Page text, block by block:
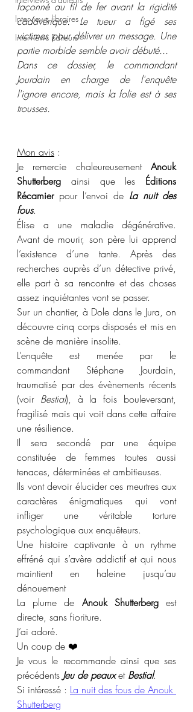
Interviews libraires
Interviews Editeurs
façonné au fil de fer avant la rigidité
cadavérique. Le tueur a figé ses
victimes pour délivrer un message. Une
partie morbide semble avoir débuté...
Dans ce dossier, le commandant
Jourdain en charge de l'enquête
l'ignore encore, mais la folie est à ses
trousses.
Mon avis :
Je remercie chaleureusement Anouk
Shutterberg ainsi que les Éditions
Récamier pour l’envoi de La nuit des
fous.
Élise a une maladie dégénérative.
Avant de mourir, son père lui apprend
l’existence d’une tante. Après des
recherches auprès d’un détective privé,
elle part à sa rencontre et des choses
assez inquiétantes vont se passer.
Sur un chantier, à Dole dans le Jura, on
découvre cinq corps disposés et mis en
scène de manière insolite.
L’enquête est menée par le
commandant Stéphane Jourdain,
traumatisé par des évènements récents
(voir Bestial), à la fois bouleversant,
fragilisé mais qui voit dans cette affaire
une résilience.
Il sera secondé par une équipe
constituée de femmes toutes aussi
tenaces, déterminées et ambitieuses.
Ils vont devoir élucider ces meurtres aux
caractères énigmatiques qui vont
infliger une véritable torture
psychologique aux enquêteurs.
Une histoire captivante à un rythme
effréné qui s’avère addictif et qui nous
maintient en haleine jusqu’au
dénouement
La plume de Anouk Shutterberg est
directe, sans fioriture.
J’ai adoré.
Un coup de ❤️
Je vous le recommande ainsi que ses
précédents Jeu de peaux et Bestial.
Si intéressé : La nuit des fous de Anouk
Shutterberg